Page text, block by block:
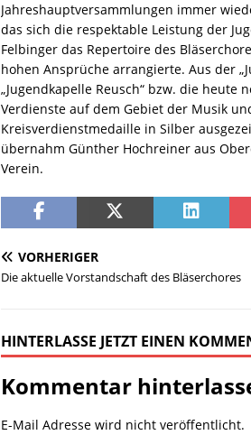
Jahreshauptversammlungen immer
das sich die respektable Leistung der
Felbinger das Repertoire des
hohen Ansprüche arrangierte. Aus der
„Jugendkapelle Reusch“ bzw. die heute
Verdienste auf dem Gebiet der Musik
Kreisverdienstmedaille in Silber
übernahm Günther Hochreiner aus
Verein.
VORHERIGER
Die aktuelle Vorstandschaft des Bläserchores
HINTERLASSE JETZT EINEN
Kommentar
E-Mail Adresse wird nicht veröffentlicht.